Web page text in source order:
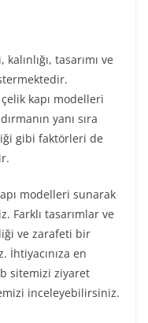
tasarımı ve
kapı modelleri
yanı sıra
gibi faktörleri de
modelleri sunarak
Farklı tasarımlar ve
ve zarafeti bir
İhtiyacınıza en
sitemizi ziyaret
inceleyebilirsiniz.